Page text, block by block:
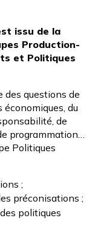
issu de la
Production-
et Politiques
des questions de
du
de
programmation…
Politiques
;
préconisations ;
politiques